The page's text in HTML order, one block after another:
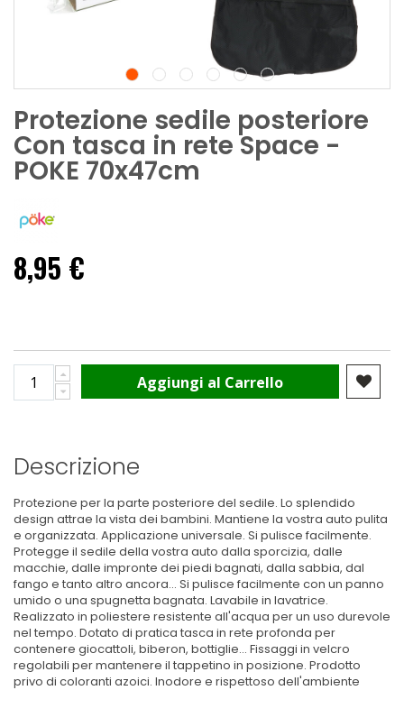
Protezione sedile posteriore
Con tasca in rete Space -
POKE 70x47cm
8,95 €
Aggiungi al Carrello
Descrizione
Protezione per la parte posteriore del sedile. Lo splendido
design attrae la vista dei bambini. Mantiene la vostra auto pulita
e organizzata. Applicazione universale. Si pulisce facilmente.
Protegge il sedile della vostra auto dalla sporcizia, dalle
macchie, dalle impronte dei piedi bagnati, dalla sabbia, dal
fango e tanto altro ancora... Si pulisce facilmente con un panno
umido o una spugnetta bagnata. Lavabile in lavatrice.
Realizzato in poliestere resistente all'acqua per un uso durevole
nel tempo. Dotato di pratica tasca in rete profonda per
contenere giocattoli, biberon, bottiglie... Fissaggi in velcro
regolabili per mantenere il tappetino in posizione. Prodotto
privo di coloranti azoici. Inodore e rispettoso dell'ambiente